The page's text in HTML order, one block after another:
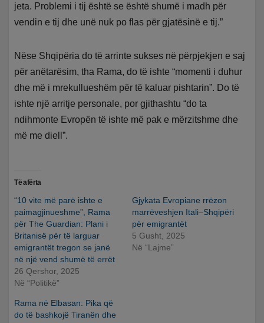
jeta. Problemi i tij është se është shumë i madh për
vendin e tij dhe unë nuk po flas për gjatësinë e tij.”
Nëse Shqipëria do të arrinte sukses në përpjekjen e saj
për anëtarësim, tha Rama, do të ishte “momenti i duhur
dhe më i mrekullueshëm për të kaluar pishtarin”. Do të
ishte një arritje personale, por gjithashtu “do ta
ndihmonte Evropën të ishte më pak e mërzitshme dhe
më me diell”.
Të afërta
“10 vite më parë ishte e
paimagjinueshme”, Rama
për The Guardian: Plani i
Britanisë për të larguar
emigrantët tregon se janë
në një vend shumë të errët
26 Qershor, 2025
Në “Politikë”
Gjykata Evropiane rrëzon
marrëveshjen Itali–Shqipëri
për emigrantët
5 Gusht, 2025
Në “Lajme”
Rama në Elbasan: Pika që
do të bashkojë Tiranën dhe